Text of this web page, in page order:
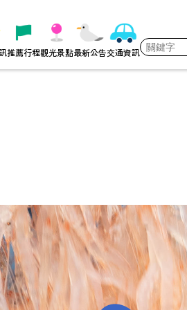
推薦行程觀光景點最新公告交通資訊